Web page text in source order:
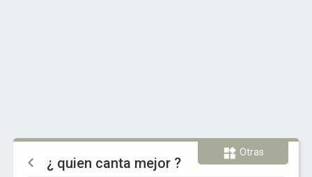
Otras
¿ quien canta mejor ?